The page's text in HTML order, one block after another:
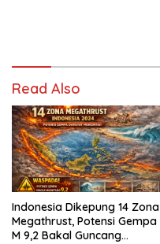
Read Also
Indonesia Dikepung 14 Zona
Megathrust, Potensi Gempa
M 9,2 Bakal Guncang